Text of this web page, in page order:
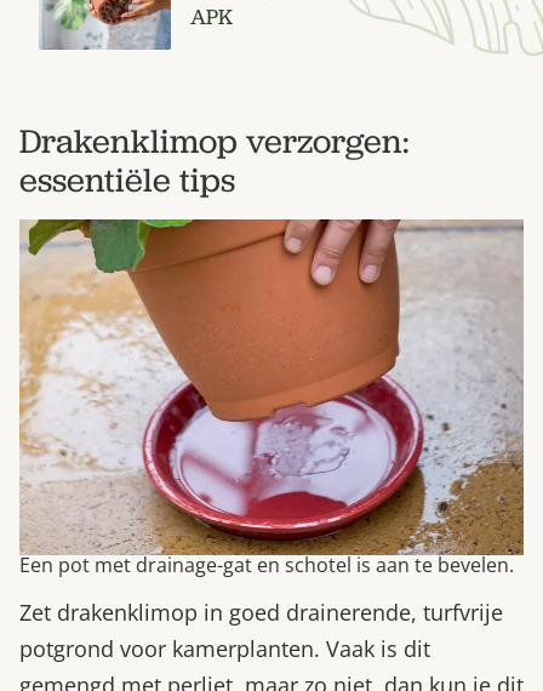
APK
Drakenklimop verzorgen:
essentiële tips
Een pot met drainage-gat en schotel is aan te bevelen.
Zet drakenklimop in goed drainerende, turfvrije
potgrond voor kamerplanten. Vaak is dit